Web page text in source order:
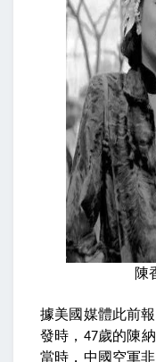
陳
據美國媒體此前報
發時， 47歲的陳
當時，中國空軍